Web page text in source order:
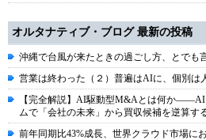
オルタナティブ・ブログ 最新の投稿
沖縄で台風が来たときの過ごし方、とでも
営業は終わった（２）普遍はAIに、個別は
【完全解説】AI駆動型M&Aとは何か――AI
ムで「会社の未来」から買収候補を逆算す
前年同期比43%成長、世界クラウド市場に